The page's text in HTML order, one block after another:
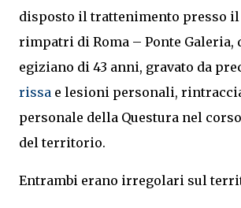
disposto il trattenimento presso
rimpatri di Roma – Ponte Galeria,
egiziano di 43 anni, gravato da
rissa e lesioni personali,
personale della Questura nel
del territorio.
Entrambi erano irregolari sul